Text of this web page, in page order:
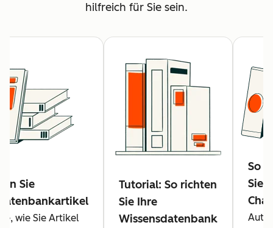
hilfreich für Sie sein.
Sie
wie Sie Artikel
Tutorial: So richten
Sie Ihre
Wissensdatenbank
So
Sie